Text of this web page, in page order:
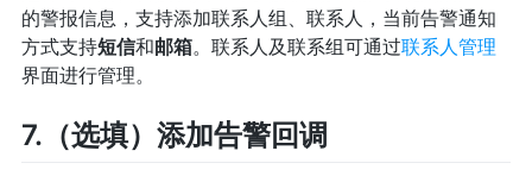
的警报信息，支持添加联系人组、联系人，当前告警通知
方式支持短信和邮箱。联系人及联系组可通过联系人管理
界面进行管理。
7.（选填）添加告警回调